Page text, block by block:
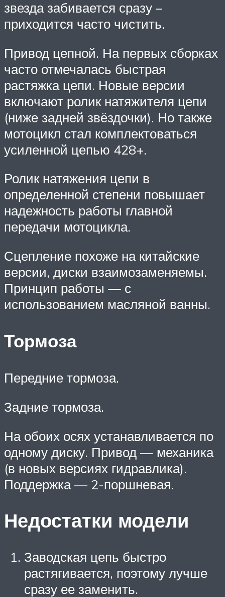
звезда забивается сразу –
приходится часто чистить.
Привод цепной. На первых сборках
часто отмечалась быстрая
растяжка цепи. Новые версии
включают ролик натяжителя цепи
(ниже задней звёздочки). Но также
мотоцикл стал комплектоваться
усиленной цепью 428+.
Ролик натяжения цепи в
определенной степени повышает
надежность работы главной
передачи мотоцикла.
Сцепление похоже на китайские
версии, диски взаимозаменяемы.
Принцип работы — с
использованием масляной ванны.
Тормоза
Передние тормоза.
Задние тормоза.
На обоих осях устанавливается по
одному диску. Привод — механика
(в новых версиях гидравлика).
Поддержка — 2-поршневая.
Недостатки модели
Заводская цепь быстро
растягивается, поэтому лучше
сразу ее заменить.